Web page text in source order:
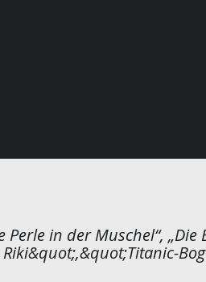
Perle in der Muschel“, „Die
&quot;Titanic-